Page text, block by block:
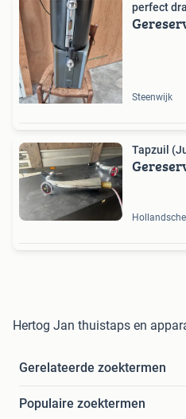
perfect
Steenwijk
Tapzuil
Hertog Jan thuistaps en
Gerelateerde zoektermen
Populaire zoektermen